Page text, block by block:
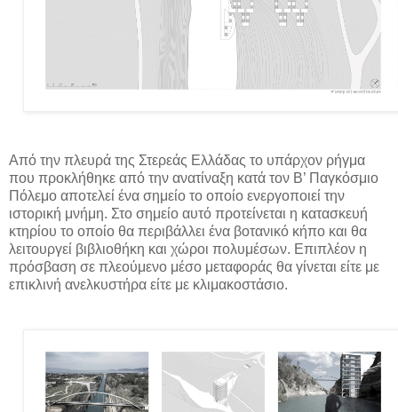
Από την πλευρά της Στερεάς Ελλάδας το υπάρχον ρήγμα
που προκλήθηκε από την ανατίναξη κατά τον Β’ Παγκόσμιο
Πόλεμο αποτελεί ένα σημείο το οποίο ενεργοποιεί την
ιστορική μνήμη. Στο σημείο αυτό προτείνεται η κατασκευή
κτηρίου το οποίο θα περιβάλλει ένα βοτανικό κήπο και θα
λειτουργεί βιβλιοθήκη και χώροι πολυμέσων. Επιπλέον η
πρόσβαση σε πλεούμενο μέσο μεταφοράς θα γίνεται είτε με
επικλινή ανελκυστήρα είτε με κλιμακοστάσιο.